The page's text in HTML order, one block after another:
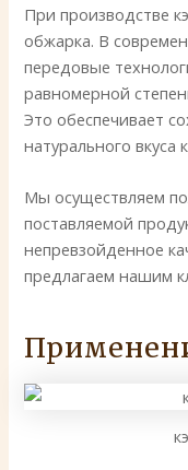
При производстве
обжарка. В
передовые
равномерной
Это обеспечивает
натурального вкуса
Мы осуществляем
поставляемой
непревзойденное
предлагаем нашим